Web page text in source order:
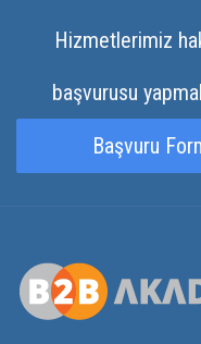
Hizmetlerimiz
başvurusu
Başvuru